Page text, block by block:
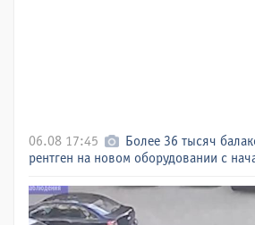
06.08 17:45
Более 36 тысяч
рентген на новом оборудовании с